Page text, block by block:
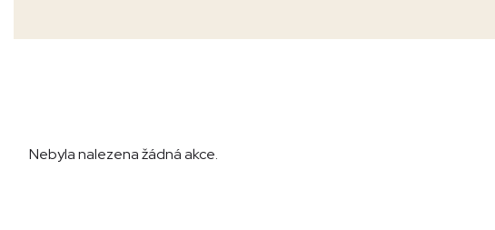
Nebyla nalezena žádná akce.